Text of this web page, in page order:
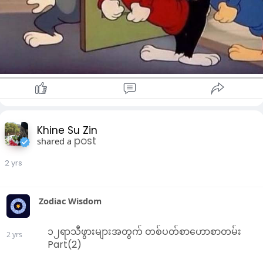
Khine Su Zin
shared a post
2 yrs
Zodiac Wisdom
2 yrs
၁၂ရာသီဖွားများအတွက် တစ်ပတ်စာဟောစာတမ်း
Part(2)